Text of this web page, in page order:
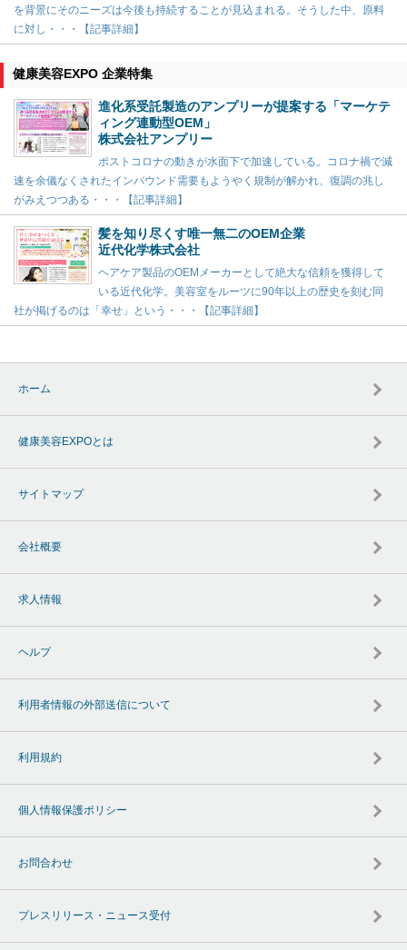
を背景にそのニーズは今後も持続することが見込まれる。そうした中、原料
に対し・・・【記事詳細】
健康美容EXPO 企業特集
進化系受託製造のアンプリーが提案する「マーケテ
ィング連動型OEM」
株式会社アンプリー
ポストコロナの動きが水面下で加速している。コロナ禍で減
速を余儀なくされたインバウンド需要もようやく規制が解かれ、復調の兆し
がみえつつある・・・【記事詳細】
髪を知り尽くす唯一無二のOEM企業
近代化学株式会社
ヘアケア製品のOEMメーカーとして絶大な信頼を獲得して
いる近代化学。美容室をルーツに90年以上の歴史を刻む同
社が掲げるのは「幸せ」という・・・【記事詳細】
ホーム
健康美容EXPOとは
サイトマップ
会社概要
求人情報
ヘルプ
利用者情報の外部送信について
利用規約
個人情報保護ポリシー
お問合わせ
プレスリリース・ニュース受付